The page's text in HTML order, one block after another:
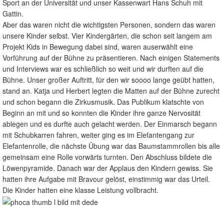
Sport an der Universität und unser Kassenwart Hans Schuh mit
Gattin.
Aber das waren nicht die wichtigsten Personen, sondern das waren
unsere Kinder selbst. Vier Kindergärten, die schon seit langem am
Projekt Kids in Bewegung dabei sind, waren auserwählt eine
Vorführung auf der Bühne zu präsentieren. Nach einigen Statements
und Interviews war es schließlich so weit und wir durften auf die
Bühne. Unser großer Auftritt, für den wir soooo lange geübt hatten,
stand an. Katja und Herbert legten die Matten auf der Bühne zurecht
und schon begann die Zirkusmusik. Das Publikum klatschte von
Beginn an mit und so konnten die Kinder ihre ganze Nervosität
ablegen und es durfte auch gelacht werden. Der Einmarsch begann
mit Schubkarren fahren, weiter ging es im Elefantengang zur
Elefantenrolle, die nächste Übung war das Baumstammrollen bis alle
gemeinsam eine Rolle vorwärts turnten. Den Abschluss bildete die
Löwenpyramide. Danach war der Applaus den Kindern gewiss. Sie
hatten ihre Aufgabe mit Bravour gelöst, einstimmig war das Urteil.
Die Kinder hatten eine klasse Leistung vollbracht.